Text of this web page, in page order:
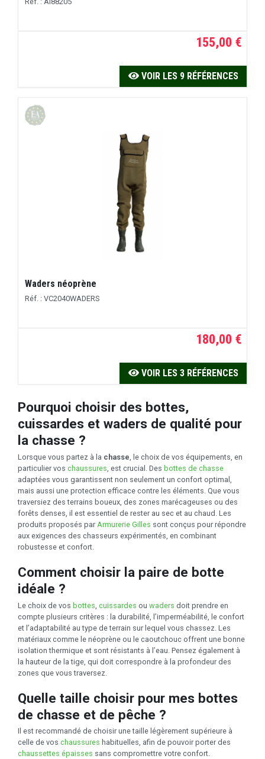
155,00 €
VOIR LES 9 RÉFÉRENCES
Waders néoprène
Réf. : VC2040WADERS
180,00 €
VOIR LES 3 RÉFÉRENCES
Pourquoi choisir des bottes,
cuissardes et waders de qualité pour
la chasse ?
Lorsque vous partez à la chasse , le choix de vos équipements, en
particulier vos chaussures , est crucial. Des bottes de chasse
adaptées vous garantissent non seulement un confort optimal,
mais aussi une protection efficace contre les éléments. Que vous
traversiez des terrains boueux, des zones marécageuses ou des
forêts denses, il est essentiel de rester au sec et au chaud. Les
produits proposés par Armurerie Gilles sont conçus pour répondre
aux exigences des chasseurs expérimentés, en combinant
robustesse et confort.
Comment choisir la paire de botte
idéale ?
Le choix de vos bottes cuissardes ou waders doit prendre en
compte plusieurs critères : la durabilité, l’imperméabilité, le confort
et l’adaptabilité au type de terrain sur lequel vous chassez. Les
matériaux comme le néoprène ou le caoutchouc offrent une bonne
isolation thermique et sont résistants à l’eau. Pensez également à
la hauteur de la tige, qui doit correspondre à la profondeur des
zones que vous traversez.
Quelle taille choisir pour mes bottes
de chasse et de pêche ?
Il est recommandé de choisir une taille légèrement supérieure à
celle de vos chaussures habituelles, afin de pouvoir porter des
chaussettes épaisses sans compromettre votre confort.